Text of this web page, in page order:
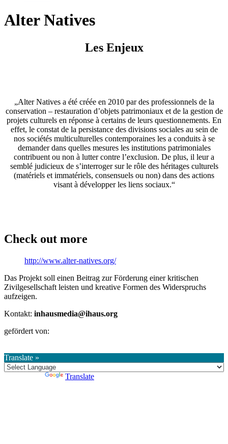
Alter Natives
Les Enjeux
„Alter Natives a été créée en 2010 par des professionnels de la
conservation – restauration d’objets patrimoniaux et de la gestion de
projets culturels en réponse à certains de leurs questionnements. En
effet, le constat de la persistance des divisions sociales au sein de
nos sociétés multiculturelles contemporaines les a conduits à se
demander dans quelles mesures les institutions patrimoniales
contribuent ou non à lutter contre l’exclusion. De plus, il leur a
semblé judicieux de s’interroger sur le rôle des héritages culturels
(matériels et immatériels, consensuels ou non) dans des actions
visant à développer les liens sociaux.“
Check out more
http://www.alter-natives.org/
Das Projekt soll einen Beitrag zur Förderung einer kritischen
Zivilgesellschaft leisten und kreative Formen des Widerspruchs
aufzeigen.
Kontakt: inhausmedia@ihaus.org
gefördert von:
Translate »
Translate